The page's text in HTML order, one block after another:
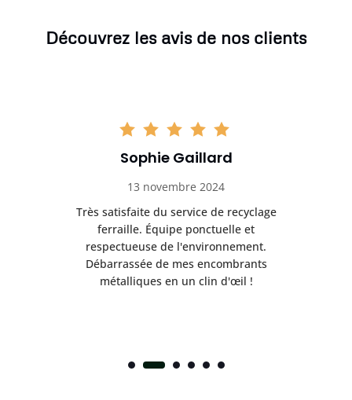
Découvrez les avis de nos clients
Sophie Gaillard
13 novembre 2024
Très satisfaite du service de recyclage
ferraille. Équipe ponctuelle et
respectueuse de l'environnement.
Débarrassée de mes encombrants
métalliques en un clin d'œil !